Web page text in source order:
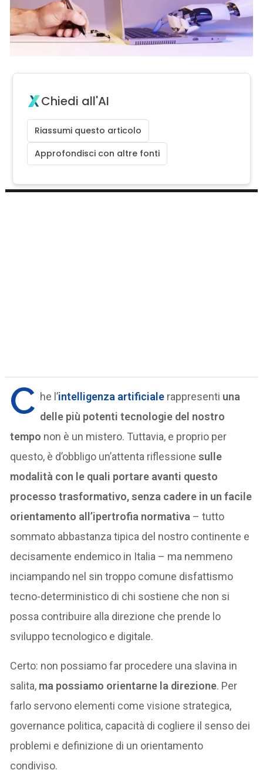
Chiedi all'AI
Riassumi questo articolo
Approfondisci con altre fonti
C he l’intelligenza artificiale rappresenti una
delle più potenti tecnologie del nostro
tempo non è un mistero. Tuttavia, e proprio per
questo, è d’obbligo un’attenta riflessione sulle
modalità con le quali portare avanti questo
processo trasformativo, senza cadere in un facile
orientamento all’ipertrofia normativa – tutto
sommato abbastanza tipica del nostro continente e
decisamente endemico in Italia – ma nemmeno
inciampando nel sin troppo comune disfattismo
tecno-deterministico di chi sostiene che non si
possa contribuire alla direzione che prende lo
sviluppo tecnologico e digitale.
Certo: non possiamo far procedere una slavina in
salita, ma possiamo orientarne la direzione. Per
farlo servono elementi come visione strategica,
governance politica, capacità di cogliere il senso dei
problemi e definizione di un orientamento
condiviso.